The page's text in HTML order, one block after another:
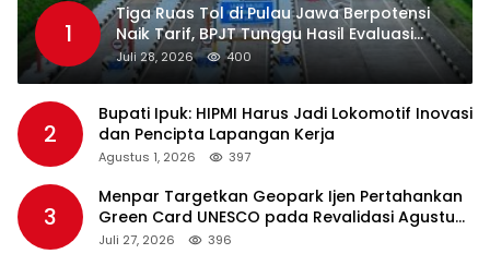
1
Tiga Ruas Tol di Pulau Jawa Berpotensi
Naik Tarif, BPJT Tunggu Hasil Evaluasi
Standar Pelayanan
Juli 28, 2026 400
2
Bupati Ipuk: HIPMI Harus Jadi Lokomotif Inovasi
dan Pencipta Lapangan Kerja
Agustus 1, 2026 397
3
Menpar Targetkan Geopark Ijen Pertahankan
Green Card UNESCO pada Revalidasi Agustus
2026
Juli 27, 2026 396